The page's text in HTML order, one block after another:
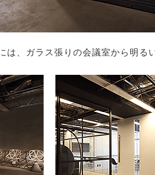
、ガラス張りの会議室から明る